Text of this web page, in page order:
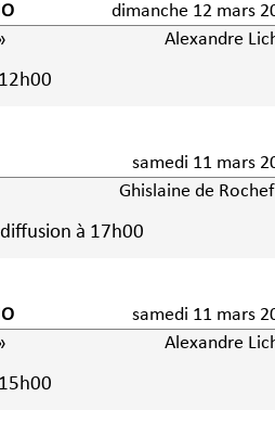
dimanche 12 mars
Alexandre
samedi 11 mars
Ghislaine de
du livre Rediffusion à 17h00
samedi 11 mars
Alexandre